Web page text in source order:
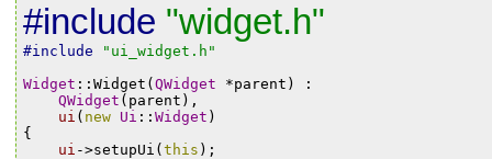
#include "widget.h"
#include
"ui_widget.h"
Widget :: Widget (QWidget *parent )
:
QWidget ( parent ),
ui ( new Ui :: Widget )
{
ui ->setupUi (this );